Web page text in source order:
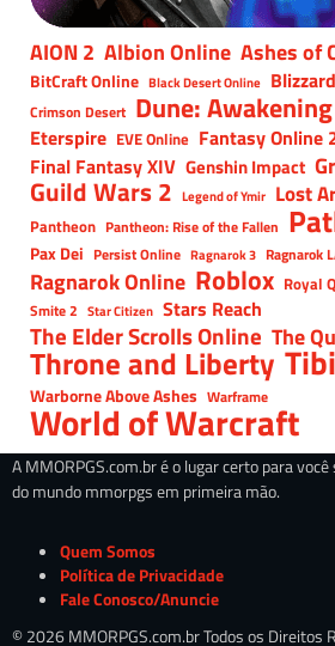
AION 2 Albion Online Ashes of
BitCraft Online Black Desert Online Blizzard
Crimson Desert Dune: Awakening
Eterspire EVE Online Fantasy Online
Final Fantasy XIV Genshin Impact
Guild Wars 2 Legend of Ymir Lost
Pantheon Pantheon: Rise of the Fallen
Pax Dei Persist Online Ragnarok 3 Ragnarok
Ragnarok Online Roblox Royal
Smite 2 Star Citizen Stars Reach
The Elder Scrolls Online The
Throne and Liberty
Warborne Above Ashes Warframe
World of Warcraft
A MMORPGS.com.br é o lugar certo para
do mundo mmorpgs em primeira mão.
Quem Somos
Política de Privacidade
Fale Conosco/Anuncie
© 2026 MMORPGS.com.br Todos os Direitos